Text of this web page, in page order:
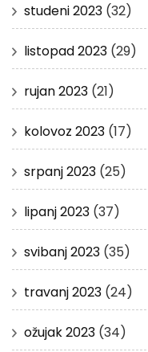
studeni 2023 (32)
listopad 2023 (29)
rujan 2023 (21)
kolovoz 2023 (17)
srpanj 2023 (25)
lipanj 2023 (37)
svibanj 2023 (35)
travanj 2023 (24)
ožujak 2023 (34)